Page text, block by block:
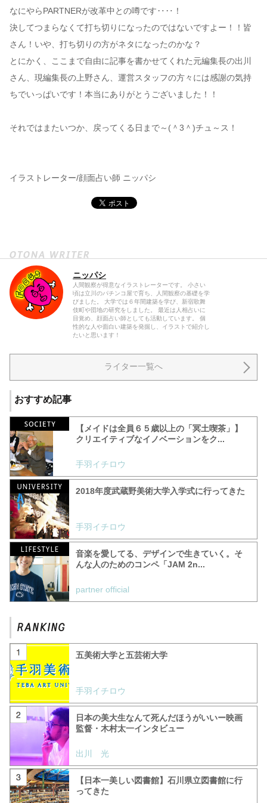
なにやらPARTNERが改革中との噂です‥‥！
決してつまらなくて打ち切りになったのではないですよー！！皆
さん！いや、打ち切りの方がネタになったのかな？
とにかく、ここまで自由に記事を書かせてくれた元編集長の出川
さん、現編集長の上野さん、運営スタッフの方々には感謝の気持
ちでいっぱいです！本当にありがとうございました！！
それではまたいつか、戻ってくる日まで～(＾3＾)チュ～ス！
イラストレーター/顔面占い師 ニッパシ
ニッパシ
人間観察が得意なイラストレーターです。 小さい
頃は立川のパチンコ屋で育ち、人間観察の基礎を学
びました。 大学では６年間建築を学び、新宿歌舞
伎町や団地の研究をしました。 最近は人相占いに
目覚め、顔面占い師としても活動しています。 個
性的な人や面白い建築を発掘し、イラストで紹介し
たいと思います！
ライター一覧へ
おすすめ記事
【メイドは全員６５歳以上の「冥土喫茶」】
クリエイティブなイノベーションをク...
手羽イチロウ
2018年度武蔵野美術大学入学式に行ってきた
手羽イチロウ
音楽を愛してる、デザインで生きていく。そ
んな人のためのコンペ「JAM 2n...
partner official
五美術大学と五芸術大学
手羽イチロウ
日本の美大生なんて死んだほうがいいー映画
監督・木村太一インタビュー
出川 光
【日本一美しい図書館】石川県立図書館に行
ってきた